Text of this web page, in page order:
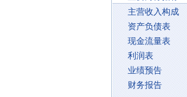
主营收入构成
资产负债表
现金流量表
利润表
业绩预告
财务报告